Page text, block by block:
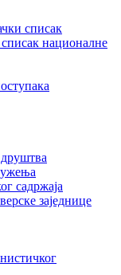
списак
националне
садржаја
заједнице